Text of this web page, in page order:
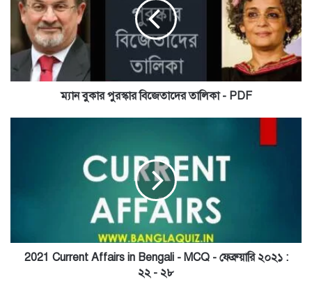
বিজেতাদের
তালিকা
-
PDF
ম্যান বুকার পুরস্কার বিজেতাদের তালিকা - PDF
ফেব্রুয়ারি
২০২১2021 Current Affairs in Bengali - MCQ - ফেব্রুয়ারি ২০২১ :
২২ - ২৮